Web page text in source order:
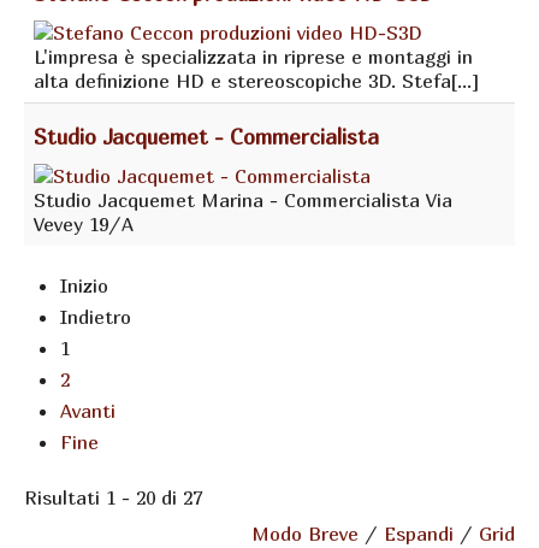
L'impresa è specializzata in riprese e montaggi in
alta definizione HD e stereoscopiche 3D. Stefa[...]
Studio Jacquemet - Commercialista
Studio Jacquemet Marina - Commercialista Via
Vevey 19/A
Inizio
Indietro
1
2
Avanti
Fine
Risultati 1 - 20 di 27
Modo Breve / Espandi / Grid